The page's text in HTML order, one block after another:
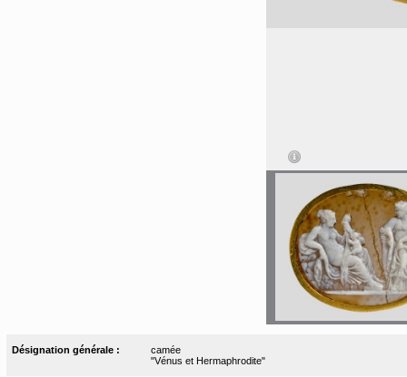
Désignation générale :
camée
"Vénus et Hermaphrodite"